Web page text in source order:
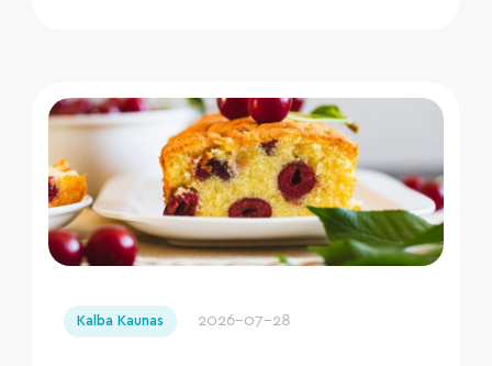
Kalba Kaunas 2026-07-28